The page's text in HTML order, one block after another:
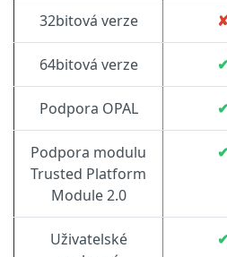
32bitová verze
64bitová verze ✔
Podpora OPAL ✔
Podpora modulu
Trusted Platform
Module 2.0
✔
Uživatelské
✔